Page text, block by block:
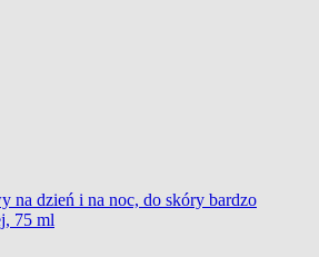
na dzień i na noc, do skóry bardzo
75 ml